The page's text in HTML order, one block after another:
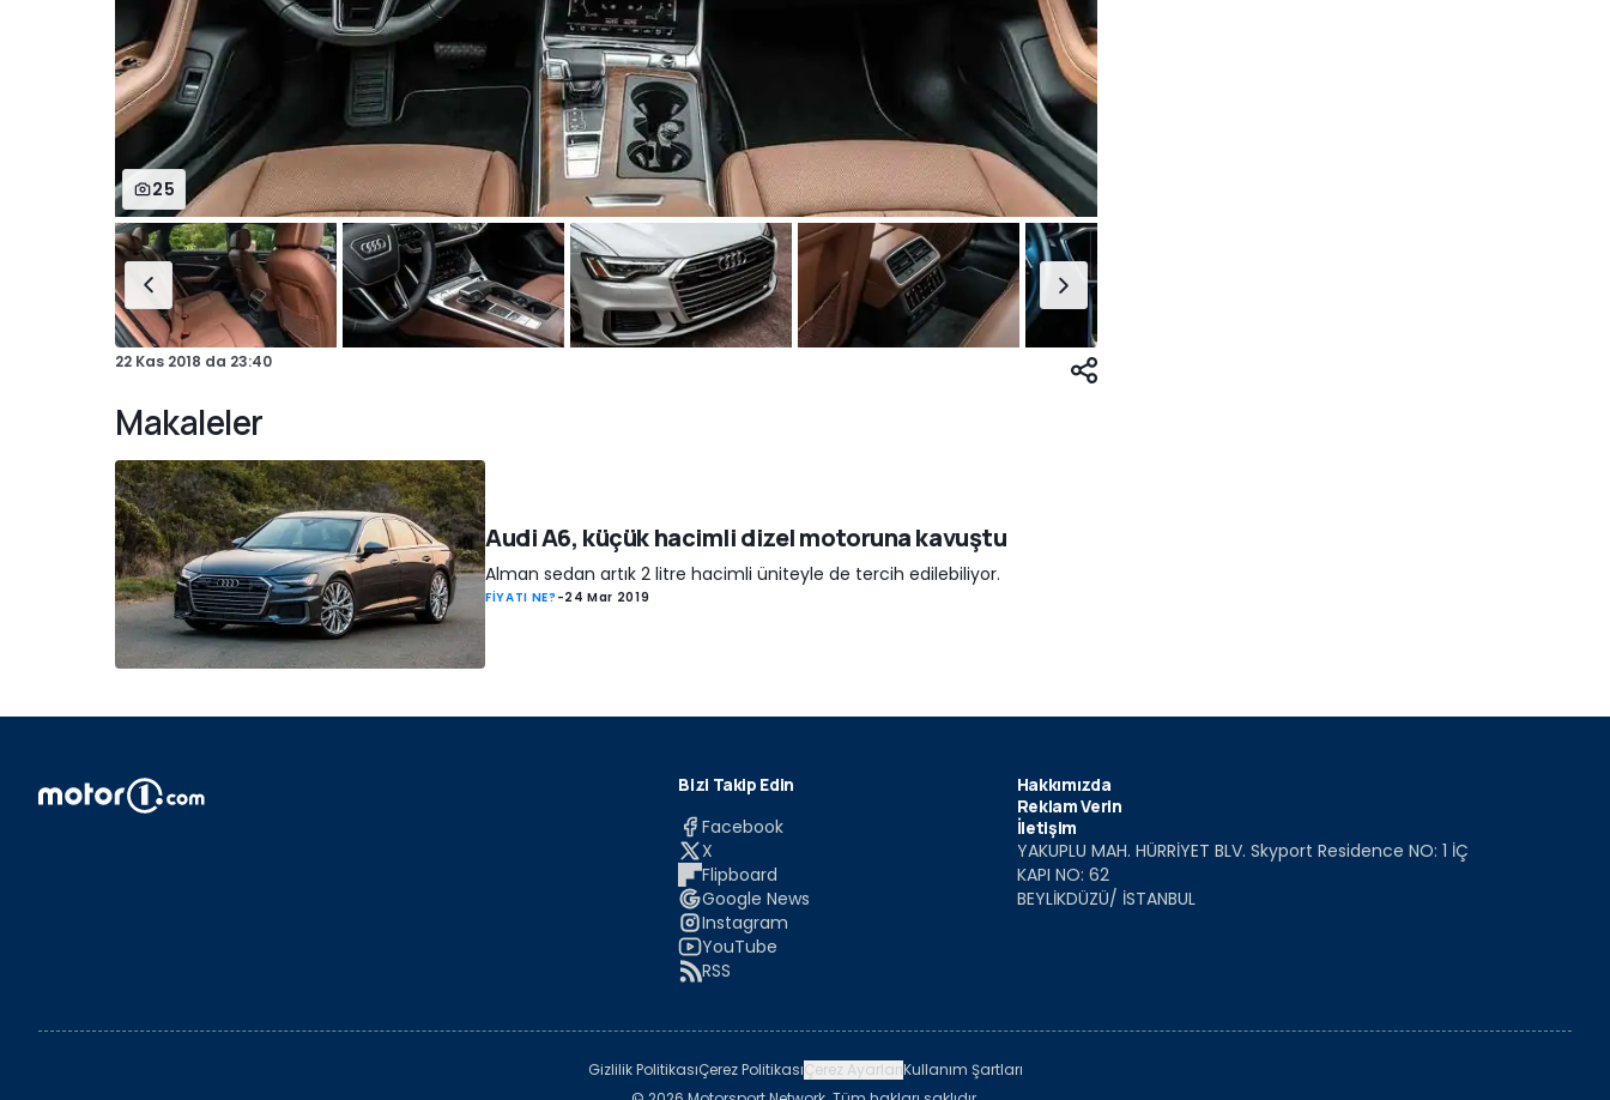
25
22 Kas 2018 da 23:40
Makaleler
Audi A6, küçük hacimli dizel motoruna kavuştu
Alman sedan artık 2 litre hacimli üniteyle de tercih edilebiliyor.
FİYATI NE? -24 Mar 2019
Bizi Takip Edin
Facebook
X
Flipboard
Google News
Instagram
YouTube
RSS
Hakkımızda
Reklam Verin
İletişim
YAKUPLU MAH. HÜRRİYET BLV. Skyport Residence NO: 1 İÇ
KAPI NO: 62
BEYLİKDÜZÜ/ İSTANBUL
Gizlilik PolitikasıÇerez PolitikasıÇerez AyarlarıKullanım Şartları